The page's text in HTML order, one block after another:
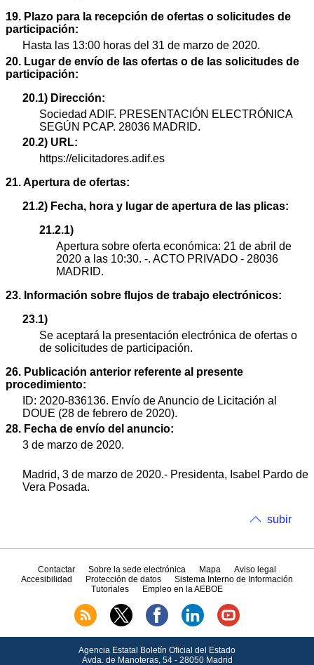
19. Plazo para la recepción de ofertas o solicitudes de
participación:
Hasta las 13:00 horas del 31 de marzo de 2020.
20. Lugar de envío de las ofertas o de las solicitudes de
participación:
20.1) Dirección:
Sociedad ADIF. PRESENTACIÓN ELECTRÓNICA
SEGÚN PCAP. 28036 MADRID.
20.2) URL:
https://elicitadores.adif.es
21. Apertura de ofertas:
21.2) Fecha, hora y lugar de apertura de las plicas:
21.2.1)
Apertura sobre oferta económica: 21 de abril de
2020 a las 10:30. -. ACTO PRIVADO - 28036
MADRID.
23. Información sobre flujos de trabajo electrónicos:
23.1)
Se aceptará la presentación electrónica de ofertas o
de solicitudes de participación.
26. Publicación anterior referente al presente
procedimiento:
ID: 2020-836136. Envío de Anuncio de Licitación al
DOUE (28 de febrero de 2020).
28. Fecha de envío del anuncio:
3 de marzo de 2020.
Madrid, 3 de marzo de 2020.- Presidenta, Isabel Pardo de
Vera Posada.
subir
Contactar Sobre la sede electrónica Mapa
Aviso legal
Accesibilidad
Protección de datos
Sistema Interno de Información
Tutoriales
Empleo en la AEBOE
Agencia Estatal Boletín Oficial del Estado
Avda.de Manoteras, 54 - 28050 Madrid